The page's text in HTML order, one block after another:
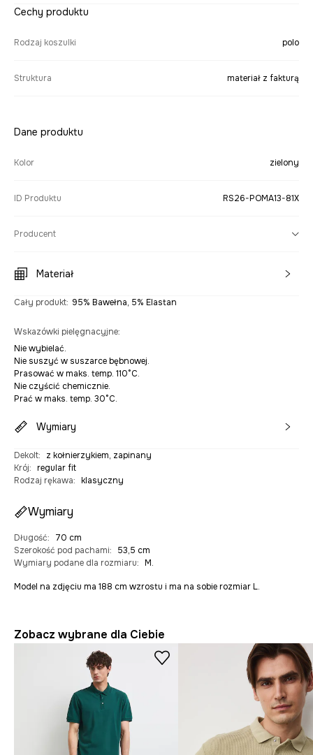
Cechy produktu
Rodzaj koszulki polo
Struktura materiał z fakturą
Dane produktu
Kolor zielony
ID Produktu RS26-POMA13-81X
Producent
Materiał
Cały produkt: 95% Bawełna, 5% Elastan
Wskazówki pielęgnacyjne:
Nie wybielać.
Nie suszyć w suszarce bębnowej.
Prasować w maks. temp. 110°C.
Nie czyścić chemicznie.
Prać w maks. temp. 30°C.
Wymiary
Dekolt:
z kołnierzykiem, zapinany
Krój: regular fit
Rodzaj rękawa: klasyczny
Wymiary
Długość:
70 cm
Szerokość pod pachami:
53,5 cm
Wymiary podane dla rozmiaru: M.
Model na zdjęciu ma 188 cm wzrostu i ma na sobie rozmiar L.
Zobacz wybrane dla Ciebie